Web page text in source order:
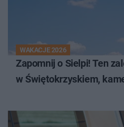
WAKACJE 2026
Zapomnij o Sielpi! Ten
w Świętokrzyskiem,